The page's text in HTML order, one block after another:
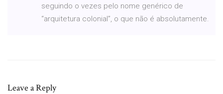
seguindo o vezes pelo nome genérico de
“arquitetura colonial”, o que não é absolutamente.
Leave a Reply